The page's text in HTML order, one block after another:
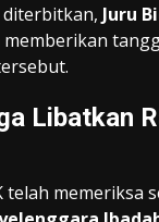
Juru
memberikan
Libatkan
telah memeriksa